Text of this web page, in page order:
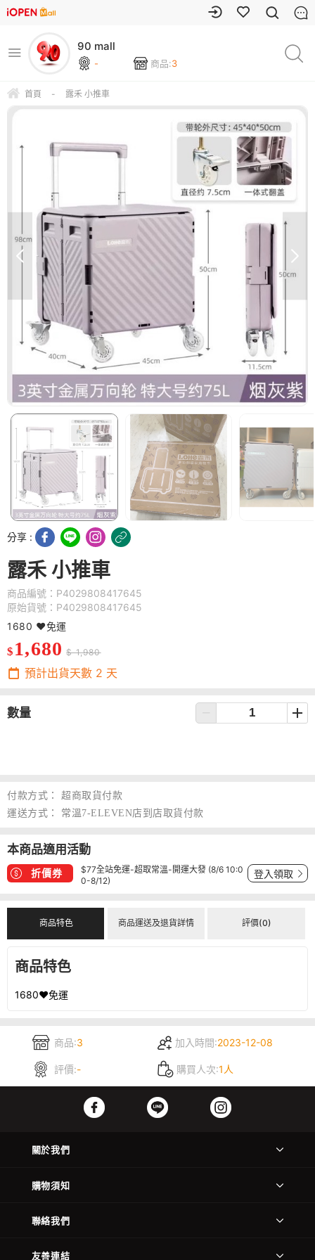
90 mall
- 商品:3
首頁 - 露禾 小推車
分享 :
露禾 小推車
商品編號：P4029808417645
原始貨號：P4029808417645
1680 ❤️免運
$ 1,680 $ 1,980
預計出貨天數 2 天
數量
付款方式：
超商取貨付款
運送方式：
常溫7-ELEVEN店到店取貨付款
本商品適用活動
折價券
$77全站免運-超取常溫-開運大發 (8/6 10:0
0-8/12)
登入領取
商品特色 商品運送及退貨詳情 評價(0)
商品特色
1680❤️免運
商品:3 加入時間:2023-12-08
評價:- 購買人次:1人
關於我們
購物須知
聯絡我們
友善連結